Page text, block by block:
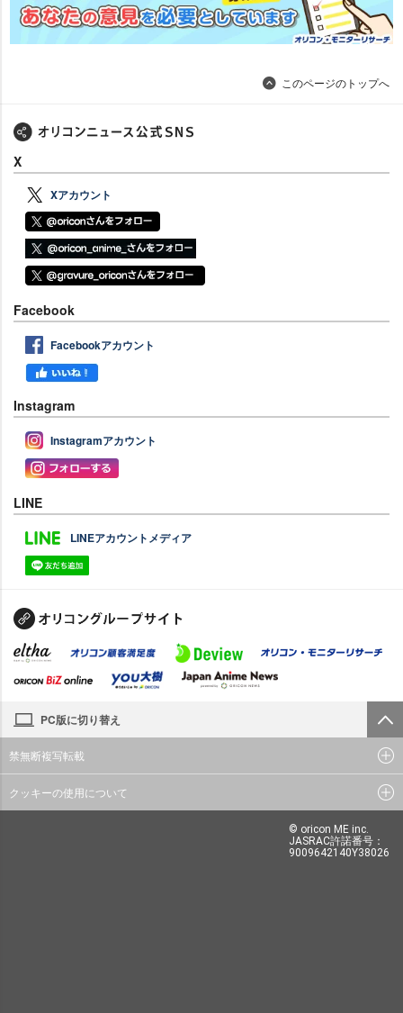
このページのトップへ
X
Xアカウント
Facebook
Facebookアカウント
Instagram
Instagramアカウント
LINE
LINEアカウントメディア
PC版に切り替え
禁無断複写転載
クッキーの使用について
© oricon ME inc.
JASRAC許諾番号：
9009642140Y38026